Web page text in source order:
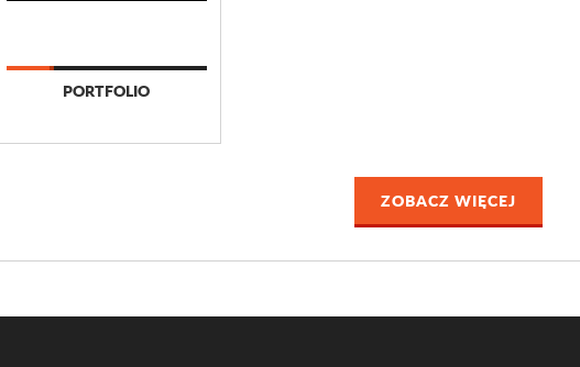
PORTFOLIO
ZOBACZ WIĘCEJ